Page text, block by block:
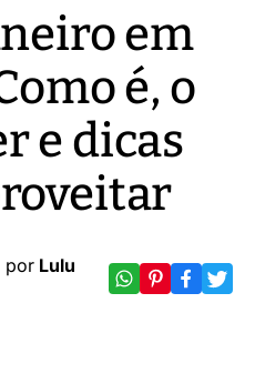
em
é, o
e dicas
por Lulu